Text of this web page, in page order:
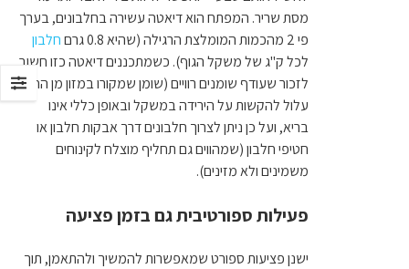
מסת שריר. המפתח הוא דיאטה עשירה בחלבונים, בערך
פי 2 מהכמות המומלצת הרגילה (שהיא 0.8 גרם
חלבון
לכל ק"ג של משקל הגוף). כשמתכננים דיאטה כזו חשוב
לזכור שעודף שומנים רוויים (שומן שמקורו במזון מן החי)
עלול להקשות על הירידה במשקל ובאופן כללי אינו
בריא, ועל כן ניתן לצרוך חלבונים דרך אבקות חלבון או
חטיפי חלבון (שמהווים גם תחליף מוצלח לקינוחים
משמינים ולא מזינים).
פעילות ספורטיבית גם בזמן פציעה
ישנן פציעות ספורט שמאפשרות להמשיך ולהתאמן, תוך